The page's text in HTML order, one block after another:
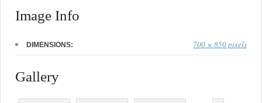
Image Info
DIMENSIONS: 700 × 850 pixels
Gallery